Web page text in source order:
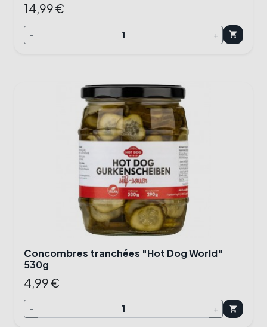
14,99 €
- + shopping_cart
Concombres tranchées "Hot Dog World"
530g
4,99 €
- + shopping_cart